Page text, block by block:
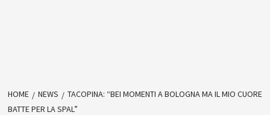
HOME NEWS
TACOPINA: “BEI MOMENTI A BOLOGNA MA IL MIO CUORE
BATTE PER LA SPAL”